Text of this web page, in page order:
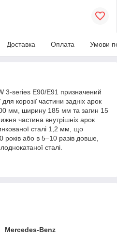
Доставка Оплата Умови
3-series E90/E91 призначений
корозії частини задніх арок
мм, ширину 185 мм та загин 15
частина внутрішніх арок
сталі 1,2 мм, що
років або в 5–10 разів довше,
сталі.
Mercedes-Benz